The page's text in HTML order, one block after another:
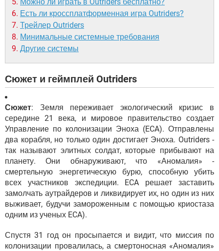
Есть ли кроссплатформенная игра Outriders?
Трейлер Outriders
Минимальные системные требования
Другие системы
Сюжет и геймплей Outriders
Сюжет: Земля переживает экологический кризис в
середине 21 века, и мировое правительство создает
Управление по колонизации Эноха (ECA). Отправлены
два корабля, но только один достигает Эноха. Outriders -
так называют элитных солдат, которые прибывают на
планету. Они обнаруживают, что «Аномалия» -
смертельную энергетическую бурю, способную убить
всех участников экспедиции. ECA решает заставить
замолчать аутрайдеров и ликвидирует их, но один из них
выживает, будучи замороженным с помощью криостаза
одним из ученых ECA).
Спустя 31 год он просыпается и видит, что миссия по
колонизации провалилась, а смертоносная «Аномалия»